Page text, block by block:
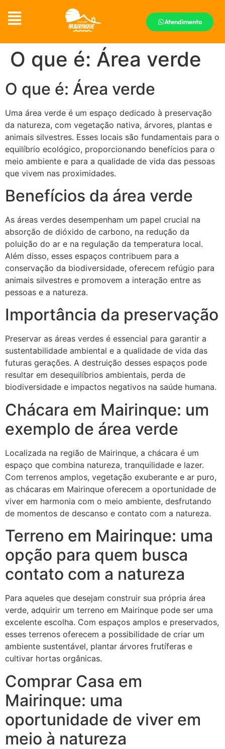
Atendimento
O que é: Área verde
O que é: Área verde
Uma área verde é um espaço dedicado à preservação
da natureza, com vegetação nativa, árvores, plantas e
animais silvestres. Esses locais são fundamentais para o
equilíbrio ecológico, proporcionando benefícios para o
meio ambiente e para a qualidade de vida das pessoas
que vivem nas proximidades.
Benefícios da área verde
As áreas verdes desempenham um papel crucial na
absorção de dióxido de carbono, na redução da
poluição do ar e na regulação da temperatura local.
Além disso, esses espaços contribuem para a
conservação da biodiversidade, oferecem refúgio para
animais silvestres e promovem a interação entre as
pessoas e a natureza.
Importância da preservação
Preservar as áreas verdes é essencial para garantir a
sustentabilidade ambiental e a qualidade de vida das
futuras gerações. A destruição desses espaços pode
resultar em desequilíbrios ambientais, perda de
biodiversidade e impactos negativos na saúde humana.
Chácara em Mairinque: um
exemplo de área verde
Localizada na região de Mairinque, a chácara é um
espaço que combina natureza, tranquilidade e lazer.
Com terrenos amplos, vegetação exuberante e ar puro,
as chácaras em Mairinque oferecem a oportunidade de
viver em harmonia com o meio ambiente, desfrutando
de momentos de descanso e contato com a natureza.
Terreno em Mairinque: uma
opção para quem busca
contato com a natureza
Para aqueles que desejam construir sua própria área
verde, adquirir um terreno em Mairinque pode ser uma
excelente escolha. Com espaços amplos e preservados,
esses terrenos oferecem a possibilidade de criar um
ambiente sustentável, plantar árvores frutíferas e
cultivar hortas orgânicas.
Comprar Casa em
Mairinque: uma
oportunidade de viver em
meio à natureza